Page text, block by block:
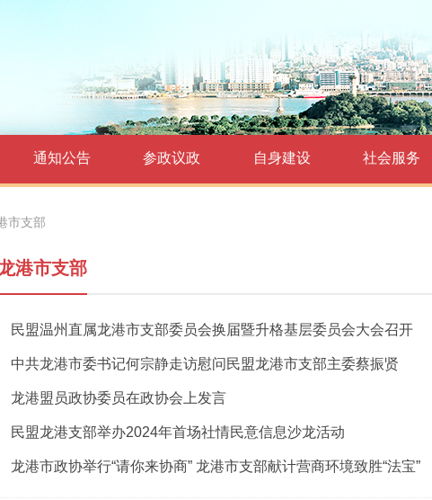
通知公告 参政议政 自身建设 社会服务
市支部
港市支部
民盟温州直属龙港市支部委员会换届暨升格基层委员会大会召开
中共龙港市委书记何宗静走访慰问民盟龙港市支部主委蔡振贤
龙港盟员政协委员在政协会上发言
民盟龙港支部举办2024年首场社情民意信息沙龙活动
龙港市政协举行“请你来协商” 龙港市支部献计营商环境致胜“法宝”